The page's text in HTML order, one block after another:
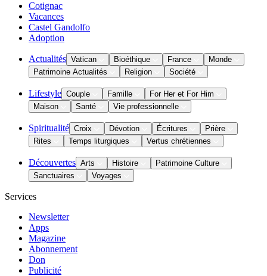
Cotignac
Vacances
Castel Gandolfo
Adoption
Actualités Vatican Bioéthique France
Monde
Patrimoine Actualités
Religion Société
Lifestyle Couple Famille
For Her et For Him
Maison
Santé Vie professionnelle
Spiritualité Croix Dévotion Écritures
Prière
Rites
Temps liturgiques Vertus chrétiennes
Découvertes Arts Histoire
Patrimoine Culture
Sanctuaires
Voyages
Services
Newsletter
Apps
Magazine
Abonnement
Don
Publicité